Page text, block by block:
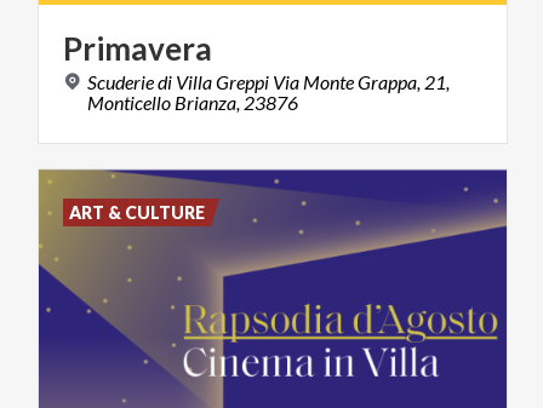
Primavera
Scuderie di Villa Greppi Via Monte Grappa, 21,
Monticello Brianza, 23876
ART & CULTURE